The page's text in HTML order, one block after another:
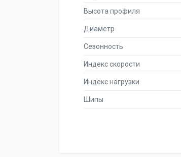
Высота профиля
Диаметр
Сезонность
Индекс скорости
Индекс нагрузки
Шипы